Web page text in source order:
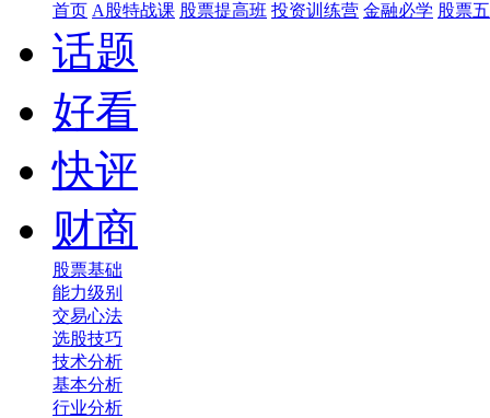
首页 A股特战课 股票提高班 投资训练营 金融必学 股票
话题
好看
快评
财商
股票基础
能力级别
交易心法
选股技巧
技术分析
基本分析
行业分析